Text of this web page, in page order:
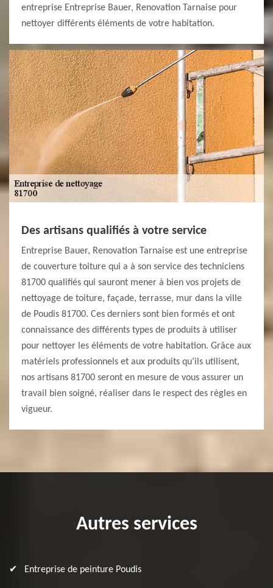
entreprise Entreprise Bauer, Renovation Tarnaise pour
nettoyer différents éléments de votre habitation.
Des artisans qualifiés à votre service
Entreprise Bauer, Renovation Tarnaise est une entreprise
de couverture toiture qui a à son service des techniciens
81700 qualifiés qui sauront mener à bien vos projets de
nettoyage de toiture, façade, terrasse, mur dans la ville
de Poudis 81700. Ces derniers sont bien formés et ont
connaissance des différents types de produits à utiliser
pour nettoyer les éléments de votre habitation. Grâce aux
matériels professionnels et aux produits qu’ils utilisent,
nos artisans 81700 seront en mesure de vous assurer un
travail bien soigné, réaliser dans le respect des règles en
vigueur.
Autres services
Entreprise de peinture Poudis